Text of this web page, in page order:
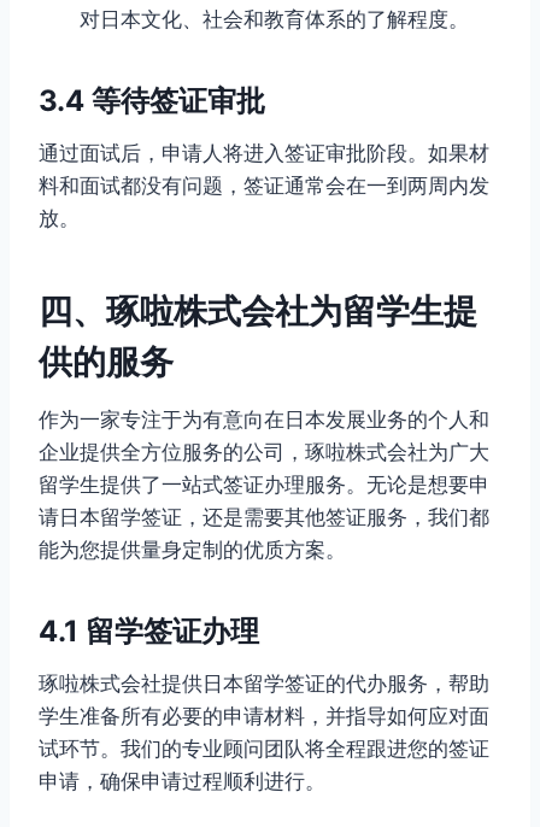
对日本文化、社会和教育体系的了解程度。
3.4 等待签证审批
通过面试后，申请人将进入签证审批阶段。如果材
料和面试都没有问题，签证通常会在一到两周内发
放。
四、琢啦株式会社为留学生提
供的服务
作为一家专注于为有意向在日本发展业务的个人和
企业提供全方位服务的公司，琢啦株式会社为广大
留学生提供了一站式签证办理服务。无论是想要申
请日本留学签证，还是需要其他签证服务，我们都
能为您提供量身定制的优质方案。
4.1 留学签证办理
琢啦株式会社提供日本留学签证的代办服务，帮助
学生准备所有必要的申请材料，并指导如何应对面
试环节。我们的专业顾问团队将全程跟进您的签证
申请，确保申请过程顺利进行。